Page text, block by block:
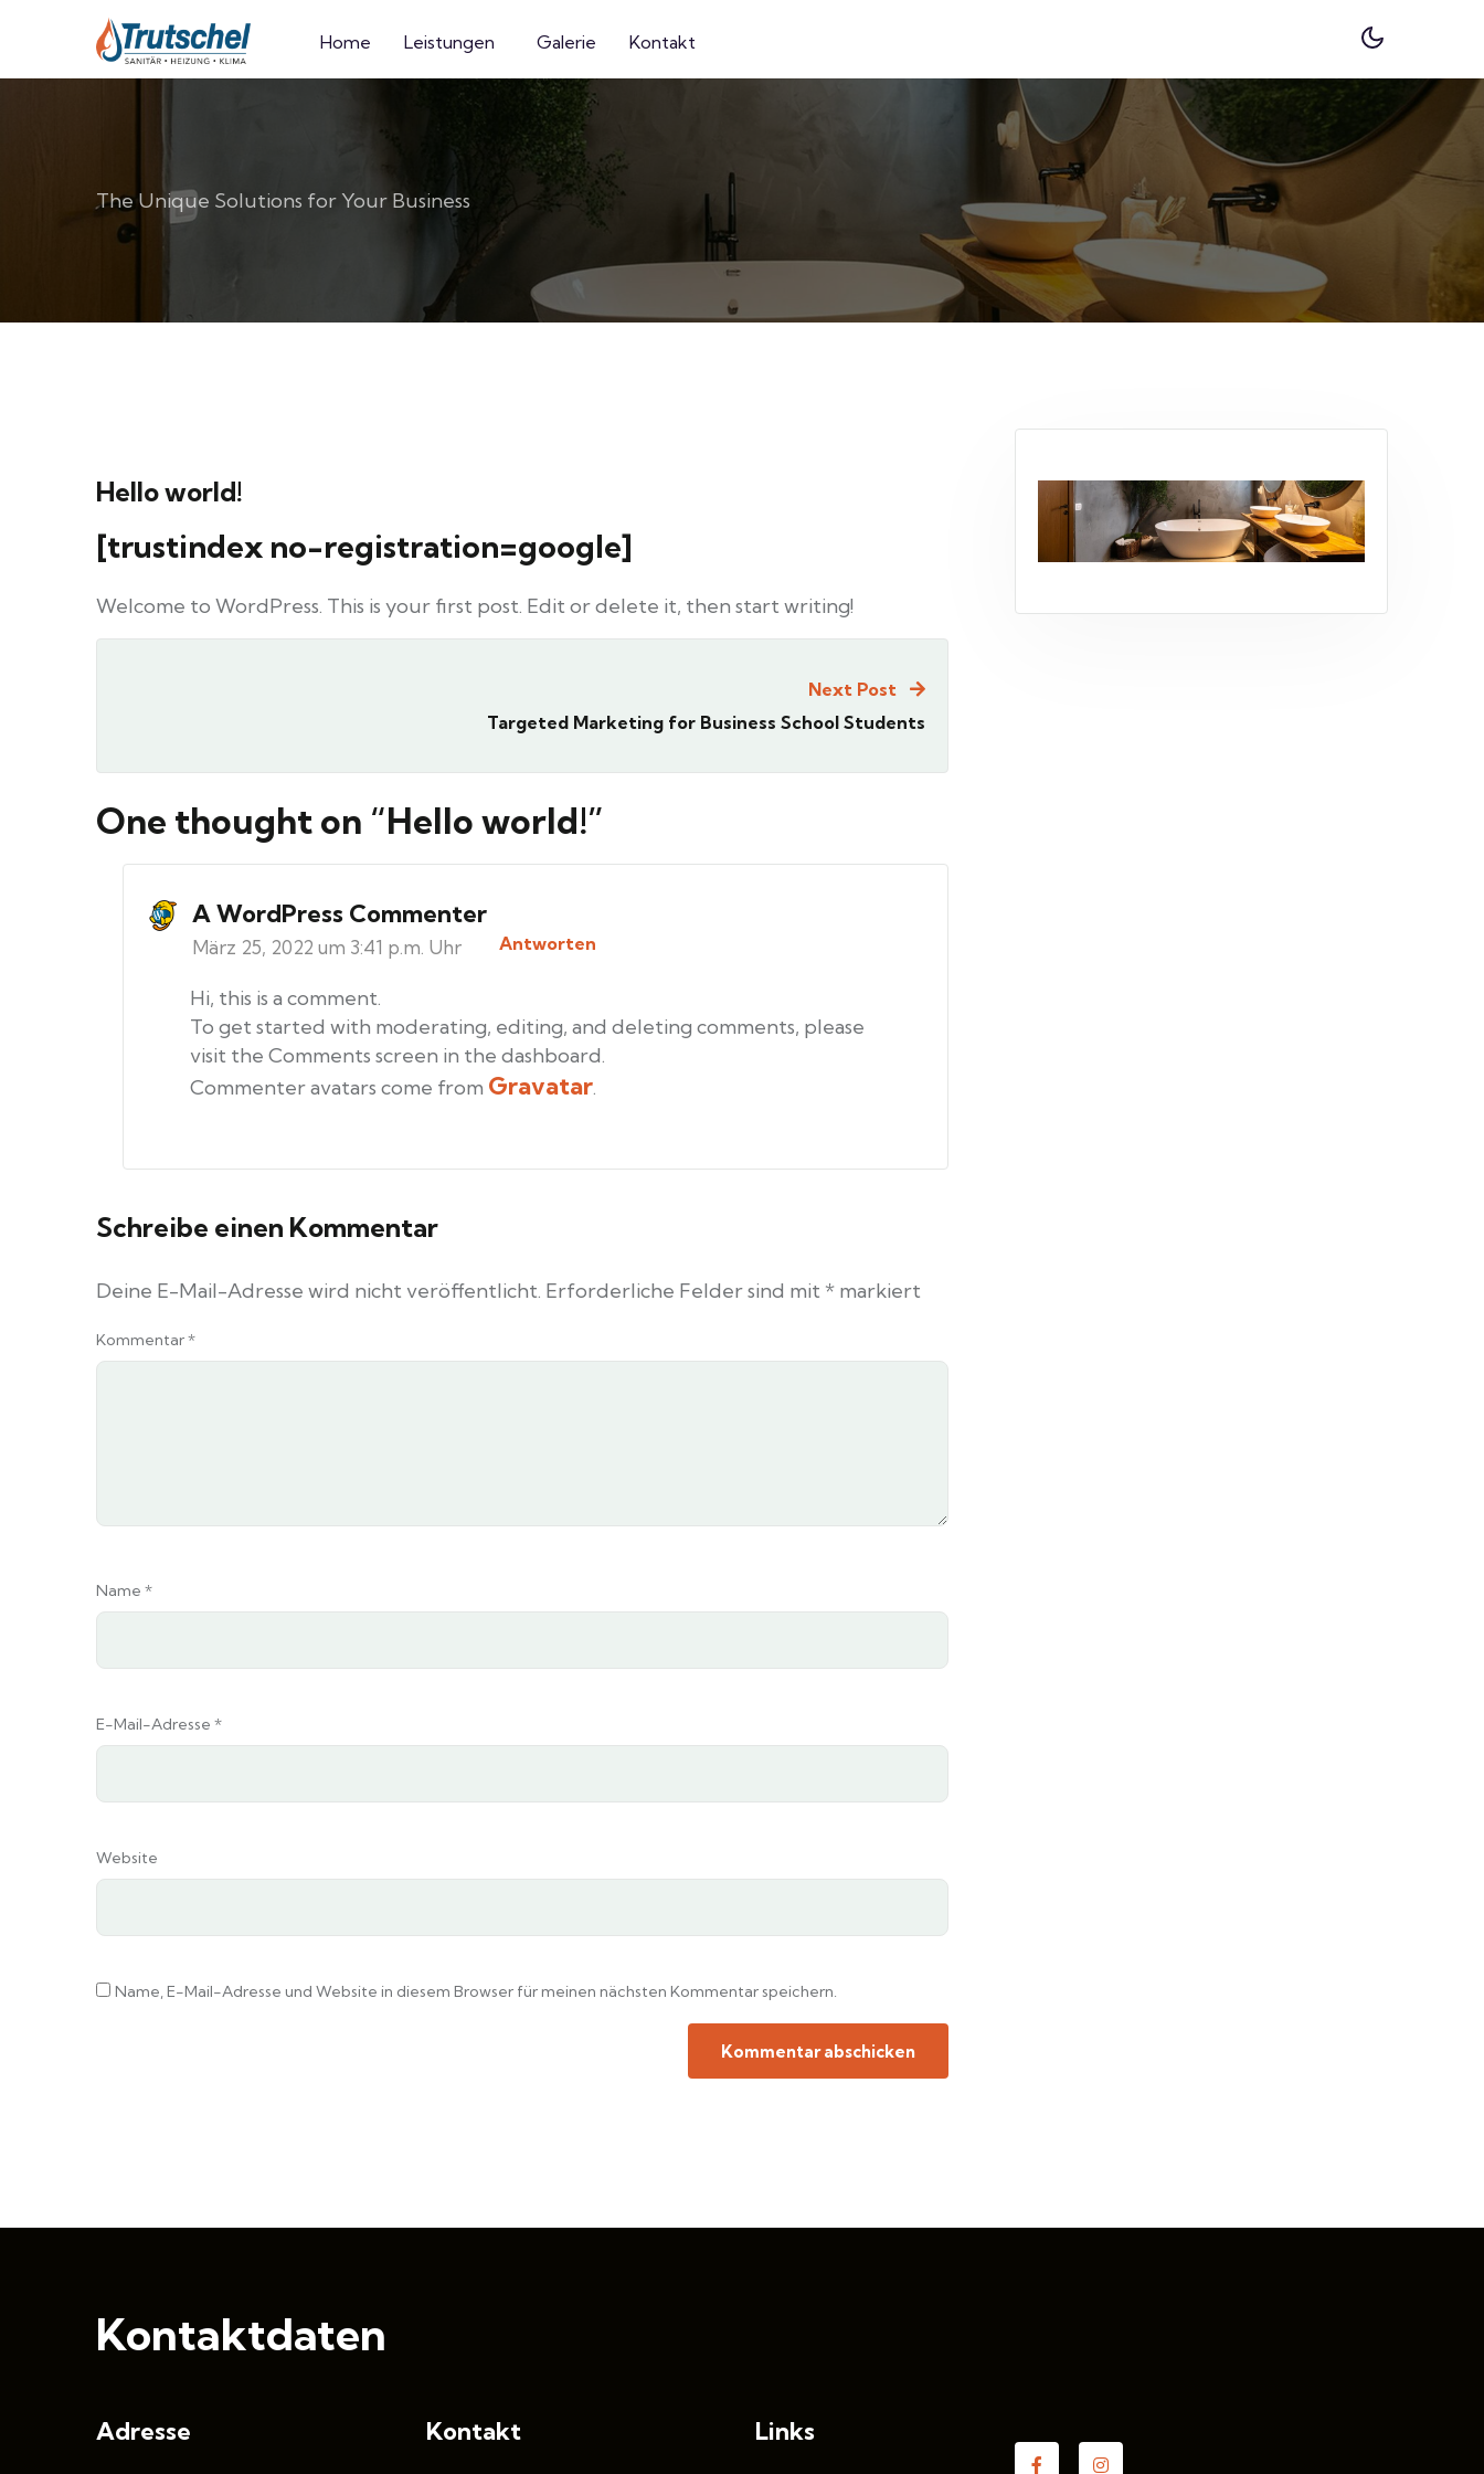
Home Leistungen Galerie Kontakt
The Unique Solutions for Your Business
Hello world!
[trustindex no-registration=google]
Welcome to WordPress. This is your first post. Edit or delete it, then start writing!
Next Post
Targeted Marketing for Business School Students
One thought on “Hello world!”
A WordPress Commenter
März 25, 2022 um 3:41 p.m. Uhr
Hi, this is a comment.
To get started with moderating, editing, and deleting comments, please
visit the Comments screen in the dashboard.
Commenter avatars come from Gravatar.
Antworten
Schreibe einen Kommentar
Deine E-Mail-Adresse wird nicht veröffentlicht. Erforderliche Felder sind mit * markiert
Kommentar*
Name *
E-Mail-Adresse *
Website
Name, E-Mail-Adresse und Website in diesem Browser für meinen nächsten Kommentar speichern.
Kontaktdaten
Adresse Kontakt Links